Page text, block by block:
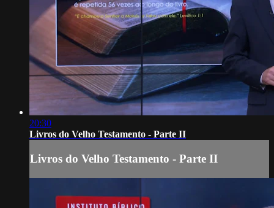
20:30
Livros do Velho Testamento - Parte II
Livros do Velho Testamento - Parte II